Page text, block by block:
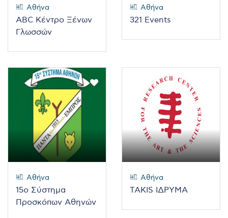
Αθήνα
ABC Κέντρο Ξένων
Γλωσσών
Αθήνα
321 Events
Αθήνα
15ο Σύστημα
Προσκόπων Αθηνών
Αθήνα
TAKIS ΙΔΡΥΜΑ